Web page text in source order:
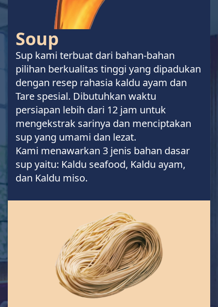
Soup
Sup kami terbuat dari bahan-bahan
pilihan berkualitas tinggi yang dipadukan
dengan resep rahasia kaldu ayam dan
Tare spesial. Dibutuhkan waktu
persiapan lebih dari 12 jam untuk
mengekstrak sarinya dan menciptakan
sup yang umami dan lezat.
Kami menawarkan 3 jenis bahan dasar
sup yaitu: Kaldu seafood, Kaldu ayam,
dan Kaldu miso.